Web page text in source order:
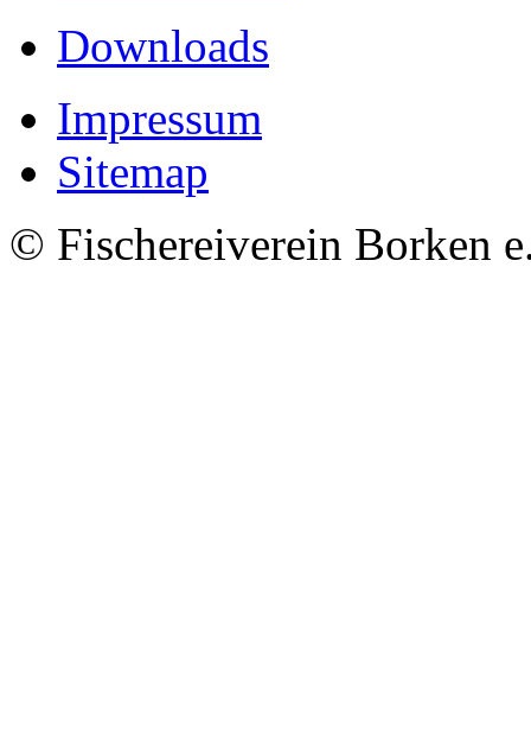
Downloads
Impressum
Sitemap
© Fischereiverein Borken